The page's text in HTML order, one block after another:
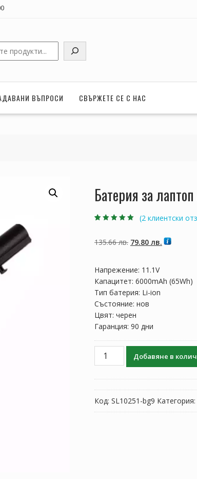
ВЪПРОСИ СВЪРЖЕТЕ СЕ С НАС
Батерия за
потребителски
оценки
(2 клиентски
135.66лв. Original
135.66 лв..
79.80 лв. Текущата
Напрежение: 11.1V
Капацитет: 6000mAh (65Wh)
Тип батерия: Li-ion
Състояние: нов
Цвят: черен
Гаранция: 90 дни
количество
лаптоп
ACER
Добавяне в
Код: SL10251-bg9 Категория: